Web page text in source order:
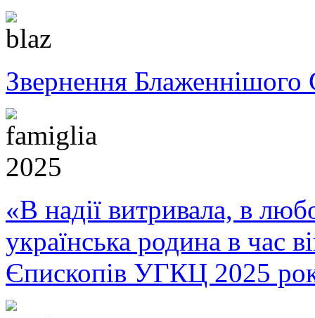
Звернення Блаженнішого
«В надії витривала, в
українська родина в час
Єпископів УГКЦ 2025